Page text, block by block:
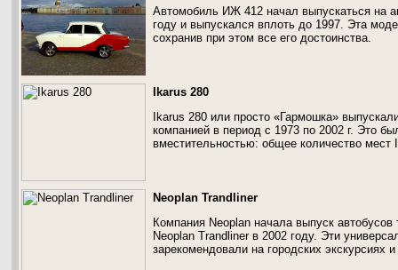
Автомобиль ИЖ 412 начал выпускаться на
году и выпускался вплоть до 1997. Эта
сохранив при этом все его достоинства.
Ikarus 280
Ikarus 280 или просто «Гармошка»
компанией в период с 1973 по 2002 г. Это
вместительностью: общее количество
Neoplan Trandliner
Компания Neoplan начала выпуск автобусов
Neoplan Trandliner в 2002 году. Эти
зарекомендовали на городских